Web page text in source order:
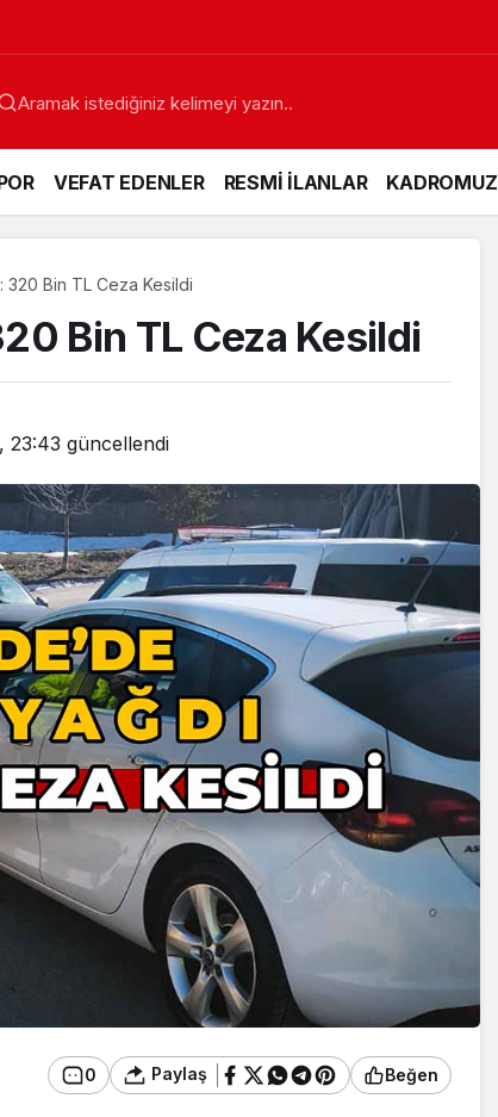
VEFAT EDENLER RESMİ İLANLAR KADROMUZ
320 Bin TL Ceza Kesildi
Bin TL Ceza Kesildi
23:43 güncellendi
0 Paylaş Beğen
Güncel
Gerede’de Deprem
Oldu: AFAD ve Kandilli
Duyurdu